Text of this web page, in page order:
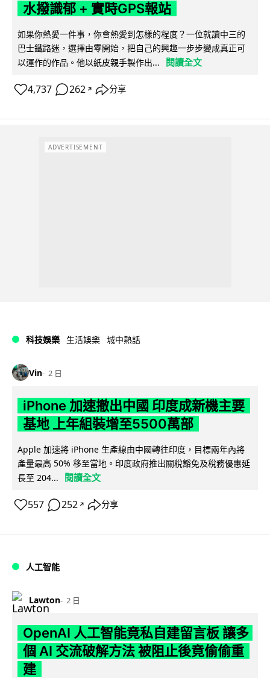
水撥識郁 + 實時GPS報站
如果你熱愛一件事，你會熱愛到怎樣的程度？一位就讀中三的
巴士鐵路迷，選擇由零開始，把自己的興趣一步步變成真正可
以運作的作品。他以紙皮親手製作出...
閱讀全文
4,737 262 ↗ 分享
ADVERTISEMENT
科技娛樂 生活娛樂 城中熱話
Vin 2 日
iPhone 加速撤出中國 印度成新機主要
基地 上年組裝增至5500萬部
Apple 加速將 iPhone 生產線由中國轉往印度，目標兩年內將
產量最高 50% 移至當地。印度政府推出關稅豁免及稅務優惠延
長至 204...
閱讀全文
557 252 ↗ 分享
人工智能
Lawton 2 日
OpenAI 人工智能竟私自建留言板 讓多
個 AI 交流破解方法 被阻止後竟偷偷重
建